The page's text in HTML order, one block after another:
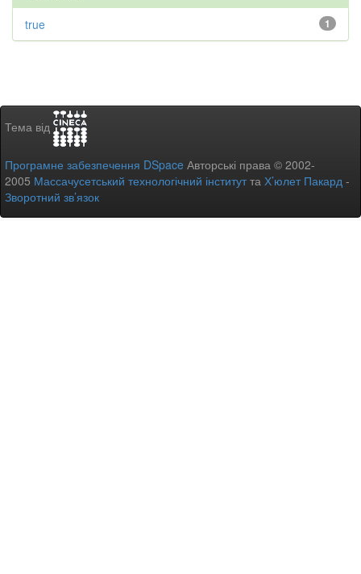
1
true
Тема від
Програмне забезпечення DSpace Авторські права © 2002-
2005 Массачусетський технологічний інститутта Х’юлет Пакард -
Зворотний зв’язок